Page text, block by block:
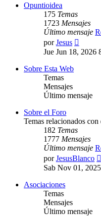
Opuntioidea
175 Temas
1723 Mensajes
Último mensaje
porJesus
último
Jue Jun 18, 2026
Sobre Esta Web
Temas
Mensajes
Último mensaje
Sobre el Foro
Temas relacionados
182 Temas
1777 Mensajes
Último mensaje
porJesusBlanco
Sab Nov 01,
Asociaciones
Temas
Mensajes
Último mensaje